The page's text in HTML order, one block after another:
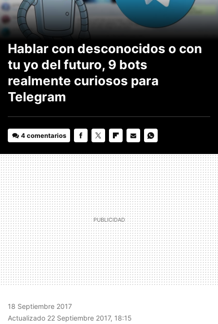
Hablar con desconocidos o con
tu yo del futuro, 9 bots
realmente curiosos para
Telegram
4 comentarios
MAIL
18 Septiembre 2017
Actualizado 22 Septiembre 2017, 18:15